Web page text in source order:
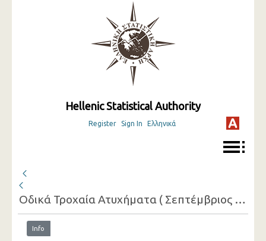
Hellenic Statistical Authority
Register Sign In Ελληνικά
Οδικά Τροχαία Ατυχήματα ( Σεπτέμβριος 2015 )
Info